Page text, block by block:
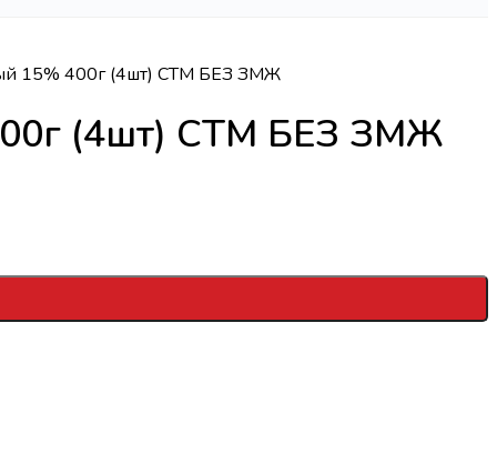
15% 400г (4шт) СТМ БЕЗ ЗМЖ
(4шт) СТМ БЕЗ ЗМЖ